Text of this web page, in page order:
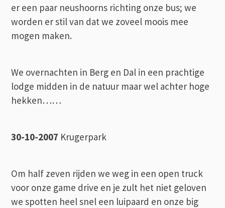
er een paar neushoorns richting onze bus; we
worden er stil van dat we zoveel moois mee
mogen maken.
We overnachten in Berg en Dal in een prachtige
lodge midden in de natuur maar wel achter hoge
hekken……
30-10-2007 Krugerpark
Om half zeven rijden we weg in een open truck
voor onze game drive en je zult het niet geloven
we spotten heel snel een luipaard en onze big